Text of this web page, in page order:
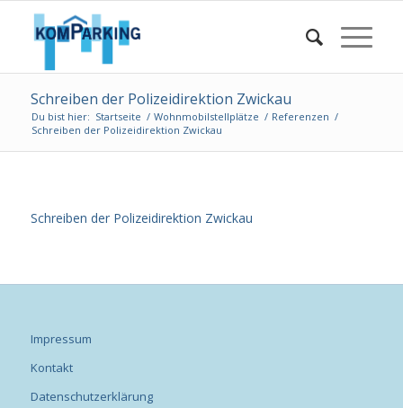
Schreiben der Polizeidirektion Zwickau
Du bist hier: Startseite / Wohnmobilstellplätze / Referenzen /
Schreiben der Polizeidirektion Zwickau
Schreiben der Polizeidirektion Zwickau
Impressum
Kontakt
Datenschutzerklärung